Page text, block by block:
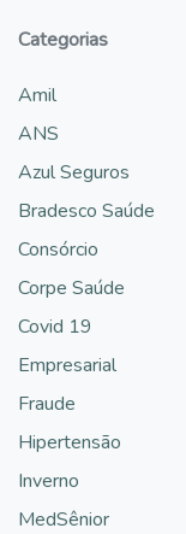
Categorias
Amil
ANS
Azul Seguros
Bradesco Saúde
Consórcio
Corpe Saúde
Covid 19
Empresarial
Fraude
Hipertensão
Inverno
MedSênior